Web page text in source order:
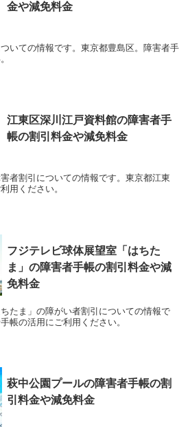
金や減免料金
いての情報です。東京都豊島区。障害者手
江東区深川江戸資料館の障害者手
帳の割引料金や減免料金
者割引についての情報です。東京都江東
用ください。
フジテレビ球体展望室「はちた
ま」の障害者手帳の割引料金や減
免料金
たま」の障がい者割引についての情報で
帳の活用にご利用ください。
萩中公園プールの障害者手帳の割
引料金や減免料金